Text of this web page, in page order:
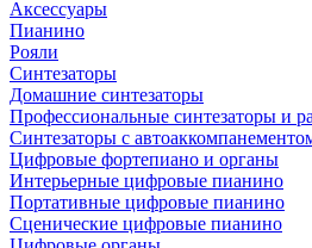
Аксессуары
Пианино
Рояли
Синтезаторы
Домашние синтезаторы
Профессиональные синтезаторы и
Синтезаторы с
Цифровые фортепиано и органы
Интерьерные цифровые пианино
Портативные цифровые пианино
Сценические цифровые пианино